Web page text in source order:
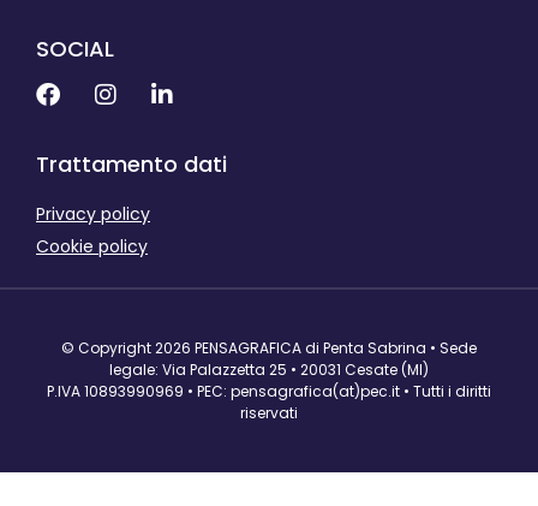
SOCIAL
Trattamento dati
Privacy policy
Cookie policy
© Copyright 2026 PENSAGRAFICA di Penta Sabrina • Sede
legale: Via Palazzetta 25 • 20031 Cesate (MI)
P.IVA 10893990969 • PEC: pensagrafica(at)pec.it • Tutti i diritti
riservati